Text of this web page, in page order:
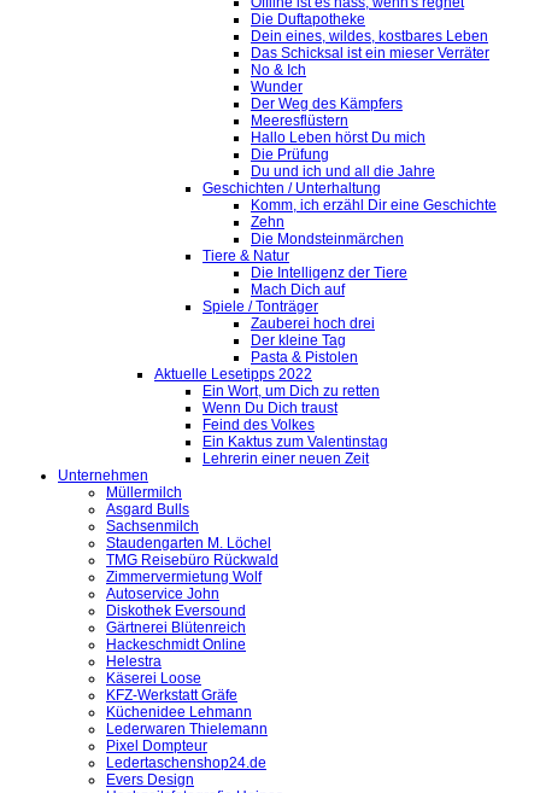
Die Duftapotheke
Dein eines, wildes, kostbares Leben
Das Schicksal ist ein mieser Verräter
No & Ich
Wunder
Der Weg des Kämpfers
Meeresflüstern
Hallo Leben hörst Du mich
Die Prüfung
Du und ich und all die Jahre
Geschichten / Unterhaltung
Komm, ich erzähl Dir eine Geschichte
Zehn
Die Mondsteinmärchen
Tiere & Natur
Die Intelligenz der Tiere
Mach Dich auf
Spiele / Tonträger
Zauberei hoch drei
Der kleine Tag
Pasta & Pistolen
Aktuelle Lesetipps 2022
Ein Wort, um Dich zu retten
Wenn Du Dich traust
Feind des Volkes
Ein Kaktus zum Valentinstag
Lehrerin einer neuen Zeit
Unternehmen
Müllermilch
Asgard Bulls
Sachsenmilch
Staudengarten M. Löchel
TMG Reisebüro Rückwald
Zimmervermietung Wolf
Autoservice John
Diskothek Eversound
Gärtnerei Blütenreich
Hackeschmidt Online
Helestra
Käserei Loose
KFZ-Werkstatt Gräfe
Küchenidee Lehmann
Lederwaren Thielemann
Pixel Dompteur
Ledertaschenshop24.de
Evers Design